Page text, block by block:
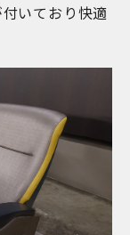
いており快適